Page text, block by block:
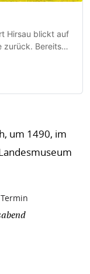
Hirsau blickt auf
zurück. Bereits
um 1490, im